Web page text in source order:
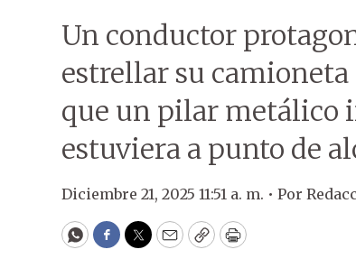
Un conductor
estrellar su
que un pilar metálico
estuviera a punto de
Diciembre 21, 2025 11:51 a. m. • Por
WhatsApp
Facebook
Twitter
EmailCopyPrint